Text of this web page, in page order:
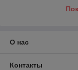
О нас
Контакты